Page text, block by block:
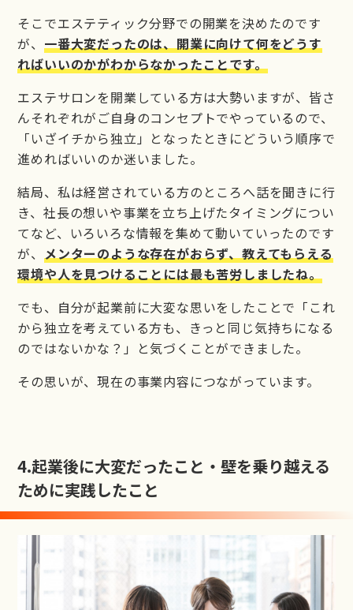
そこでエステティック分野での開業を決めたのです
が、 一番大変だったのは、開業に向けて何をどうす
ればいいのかがわからなかったことです。
エステサロンを開業している方は大勢いますが、皆さ
んそれぞれがご自身のコンセプトでやっているので、
「いざイチから独立」となったときにどういう順序で
進めればいいのか迷いました。
結局、私は経営されている方のところへ話を聞きに行
き、社長の想いや事業を立ち上げたタイミングについ
てなど、いろいろな情報を集めて動いていったのです
が、 メンターのような存在がおらず、教えてもらえる
環境や人を見つけることには最も苦労しましたね。
でも、自分が起業前に大変な思いをしたことで「これ
から独立を考えている方も、きっと同じ気持ちになる
のではないかな？」と気づくことができました。
その思いが、現在の事業内容につながっています。
4.起業後に大変だったこと・壁を乗り越える
ために実践したこと